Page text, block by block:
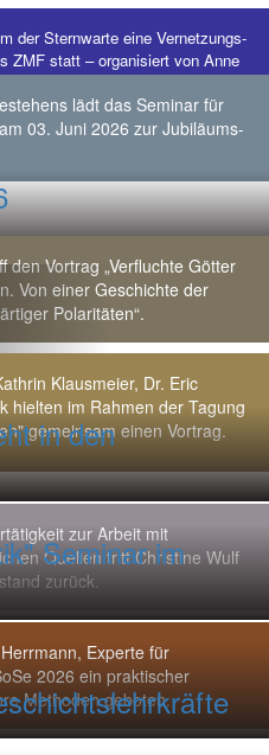
der Sternwarte eine Vernetzungs-
ZMF statt – organisiert von Anne
Rudolf.
lädt das Seminar für
03. Juni 2026 zur Jubiläums-
den Vortrag „Verfluchte Götter
Von einer Geschichte der
Polaritäten“.
Klausmeier, Dr. Eric
hielten im Rahmen der Tagung
gemeinsam einen Vortrag.
in den
zur Arbeit mit
Quellen tritt Christine Wulf
zurück.
Seminar im
Experte für
2026 ein praktischer
Methoden geboten.